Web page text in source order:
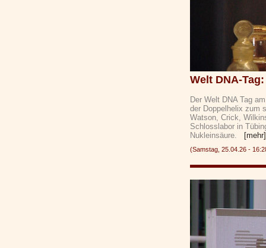
Welt DNA-
Der Welt DNA Tag
der Doppelhelix zum
Watson, Crick,
Schlosslabor in
Nukleinsäure.
[mehr]
(Samstag, 25.04.26 -